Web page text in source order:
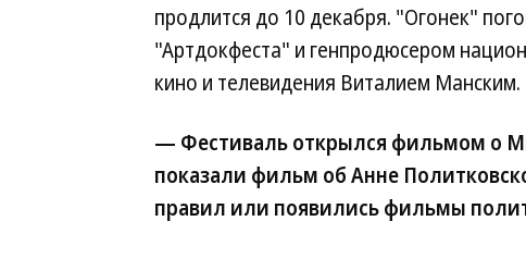
продлится до 10 декабря. "Огонек"
"Артдокфеста" и генпродюсером
кино и телевидения Виталием Манским.
— Фестиваль открылся фильмом о
показали фильм об Анне
правил или появились фильмы